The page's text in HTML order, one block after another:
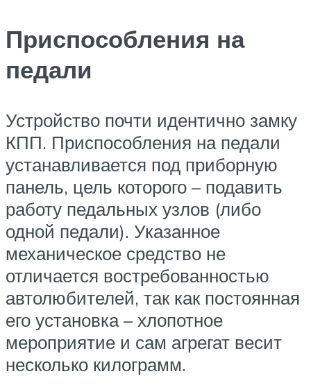
Приспособления на
педали
Устройство почти идентично замку
КПП. Приспособления на педали
устанавливается под приборную
панель, цель которого – подавить
работу педальных узлов (либо
одной педали). Указанное
механическое средство не
отличается востребованностью
автолюбителей, так как постоянная
его установка – хлопотное
мероприятие и сам агрегат весит
несколько килограмм.